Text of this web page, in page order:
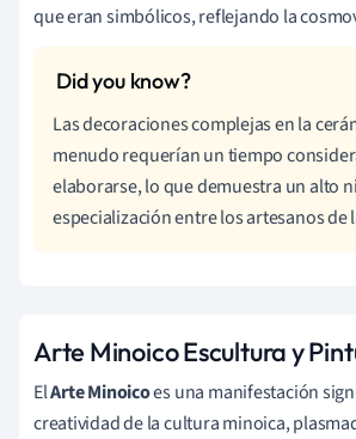
que eran simbólicos, reflejando la
Las decoraciones complejas en la
menudo requerían un tiempo
elaborarse, lo que demuestra un alto
especialización entre los artesanos de
Arte Minoico Escultura y
ElArte Minoicoes una manifestación
creatividad de la cultura minoica,